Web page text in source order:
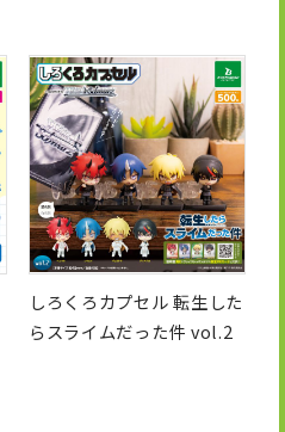
しろくろカプセル 転生した
らスライムだった件 vol.2